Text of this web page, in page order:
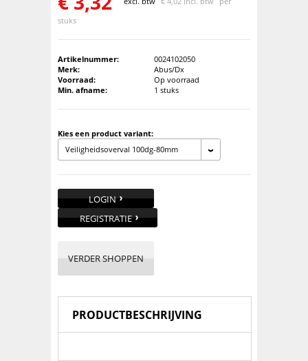
stuks
Artikelnummer:
0024102050
Merk:
Abus/Dx
Voorraad:
Op voorraad
Min. afname:
1 stuks
Kies een product variant:
Veiligheidsoverval 100dg-80mm
LOGIN
REGISTRATIE
VERDER SHOPPEN
PRODUCTBESCHRIJVING